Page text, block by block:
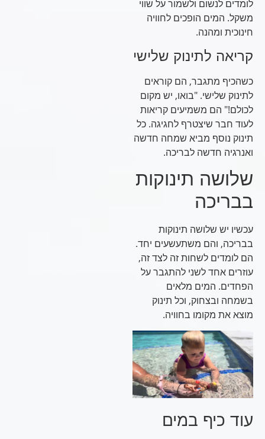
לומדים לנשום ולשמור על שווי
משקל. המים הופכים לחוויה
חינוכית ומהנה.
קריאה לתינוק שלישי
כשהכיף מתגבר, הם קוראים
לתינוק שלישי. "בואו, יש מקום
לכולם!" הם משמיעים קריאות
לעוד חבר שיצטרף לחגיגה. כל
תינוק נוסף מביא שמחה חדשה
ואנרגיה חדשה לבריכה.
שלושה תינוקות
בבריכה
עכשיו יש שלושה תינוקות
בבריכה, והם משתעשעים יחד.
הם לומדים לשחות זה לצד זה,
עוזרים אחד לשני להתגבר על
הפחדים. המים מלאים
בשמחה ובצחוק, וכל תינוק
מוצא את מקומו בחוויה.
עוד כיף במים